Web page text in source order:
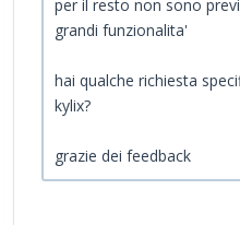
per il resto non sono
grandi funzionalita'
hai qualche richiesta
kylix?
grazie dei feedback